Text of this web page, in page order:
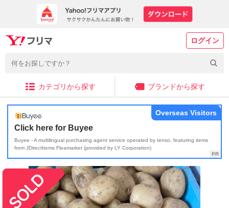
ログイン
カテゴリから探す ブランドから探す
Click here for Buyee
Buyee - A multilingual purchasing agent service operated by tenso, featuring items
from JDirectItems Fleamarket (provided by LY Corporation)
Overseas Visitors